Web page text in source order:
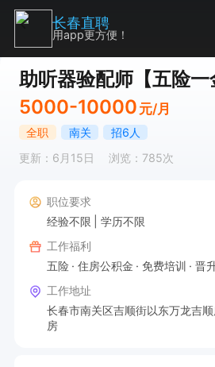
助听器验配师【五险一
5000-10000 元/月
全职 南关
招6人
更新：6月15日
浏览：785次
职位要求
经验不限
学历不限
工作福利
五险
住房公积金 免费培训
晋
工作地址
长春市南关区吉顺街以东万龙吉
房
长春直聘
用app更方便！